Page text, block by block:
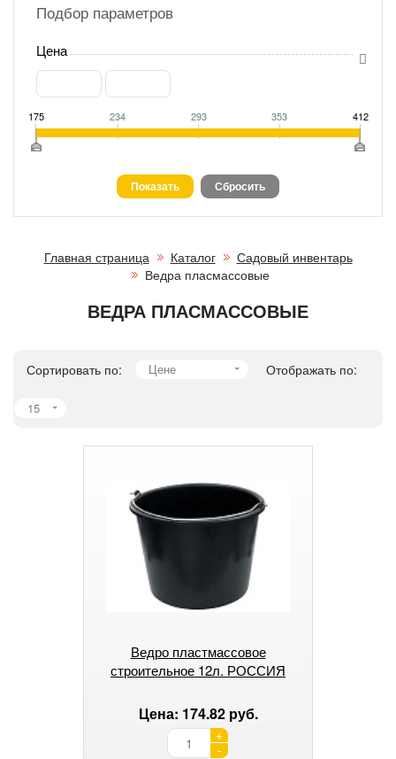
Подбор параметров
Цена
175 234 293 353 412
Главная страница Каталог
Садовый инвентарь
Ведра пласмассовые
ВЕДРА ПЛАСМАССОВЫЕ
Сортировать по: Цене Отображать по:
15
Ведро пластмассовое
строительное 12л. РОССИЯ
Цена: 174.82 руб.
+
-